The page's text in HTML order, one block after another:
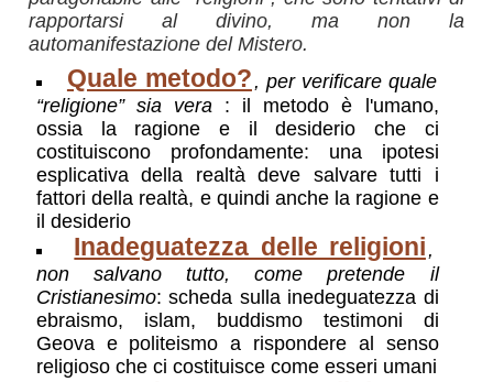
rapportarsi al divino, ma non la
automanifestazione del Mistero.
Quale metodo? , per verificare quale
“religione” sia vera : il metodo è l'umano,
ossia la ragione e il desiderio che ci
costituiscono profondamente: una ipotesi
esplicativa della realtà deve salvare tutti i
fattori della realtà, e quindi anche la ragione e
il desiderio
Inadeguatezza delle religioni ,
non salvano tutto, come pretende il
Cristianesimo: scheda sulla inedeguatezza di
ebraismo, islam, buddismo testimoni di
Geova e politeismo a rispondere al senso
religioso che ci costituisce come esseri umani